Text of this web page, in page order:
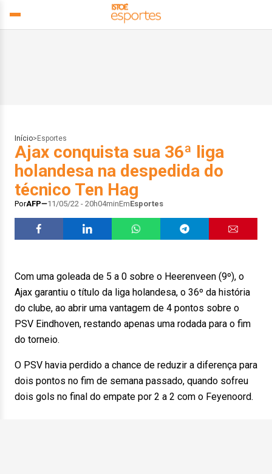
Início> Esportes
Ajax conquista sua 36ª liga
holandesa na despedida do
técnico Ten Hag
PorAFP 11/05/22 - 20h04minEmEsportes
Com uma goleada de 5 a 0 sobre o Heerenveen (9º), o
Ajax garantiu o título da liga holandesa, o 36º da história
do clube, ao abrir uma vantagem de 4 pontos sobre o
PSV Eindhoven, restando apenas uma rodada para o fim
do torneio.
O PSV havia perdido a chance de reduzir a diferença para
dois pontos no fim de semana passado, quando sofreu
dois gols no final do empate por 2 a 2 com o Feyenoord.